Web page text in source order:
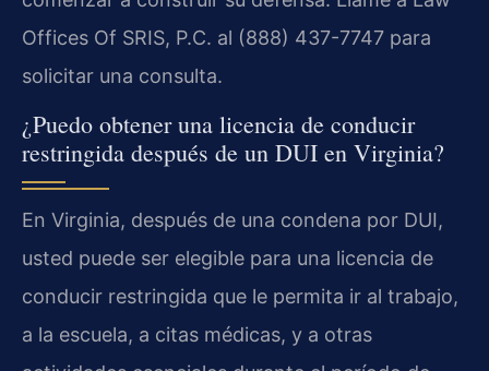
Offices Of SRIS, P.C. al (888) 437-7747 para
solicitar una consulta.
¿Puedo obtener una licencia de conducir
restringida después de un DUI en Virginia?
En Virginia, después de una condena por DUI,
usted puede ser elegible para una licencia de
conducir restringida que le permita ir al trabajo,
a la escuela, a citas médicas, y a otras